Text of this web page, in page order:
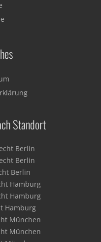
Standort
Berlin
Berlin
Berlin
Hamburg
Hamburg
Hamburg
München
München